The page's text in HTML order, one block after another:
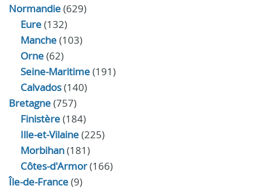
Normandie(629)
Eure(132)
Manche(103)
Orne(62)
Seine-Maritime(191)
Calvados(140)
Bretagne(757)
Finistère(184)
Ille-et-Vilaine(225)
Morbihan(181)
Côtes-d'Armor(166)
Île-de-France(9)